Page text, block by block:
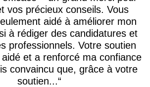
vos précieux conseils. Vous
aidé à améliorer mon
à rédiger des candidatures et
professionnels. Votre soutien
aidé et a renforcé ma confiance
convaincu que, grâce à votre
soutien...